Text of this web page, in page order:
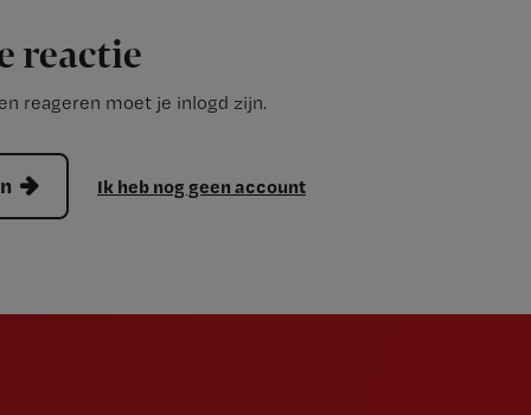
reactie
reageren moet je inlogd zijn.
Ik heb nog geen account